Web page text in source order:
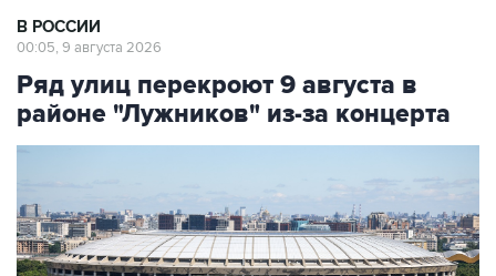
В РОССИИ
00:05, 9 августа 2026
Ряд улиц перекроют 9 августа в
районе "Лужников" из-за концерта